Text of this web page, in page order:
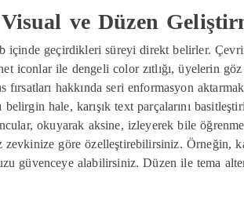
Visual ve Düzen
geçirdikleri süreyi direkt belirler.
ile dengeli color zıtlığı, üyelerin göz
hakkında seri enformasyon
hale, karışık text parçalarını
okuyarak aksine, izleyerek bile
zevkinize göre özelleştirebilirsiniz. Örneğin,
güvenceye alabilirsiniz. Düzen ile tema